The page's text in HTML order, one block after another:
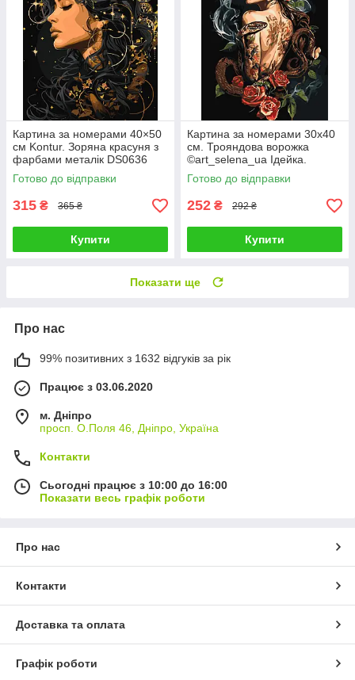
Картина за номерами 40×50
см Kontur. Зоряна красуня з
фарбами металік DS0636
Готово до відправки
315 ₴ 365 ₴
Купити
Картина за номерами 30х40
см. Трояндова ворожка
©art_selena_ua Ідейка.
KHO8608
Готово до відправки
252 ₴ 292 ₴
Купити
Показати ще
Про нас
99% позитивних з 1632 відгуків за рік
Працює з 03.06.2020
м. Дніпро
просп. О.Поля 46, Дніпро, Україна
Контакти
Сьогодні працює з 10:00 до 16:00
Показати весь графік роботи
Про нас
Контакти
Доставка та оплата
Графік роботи